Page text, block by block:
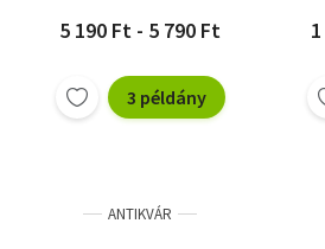
5 190 Ft - 5 790 Ft
3 példány
ANTIKVÁR